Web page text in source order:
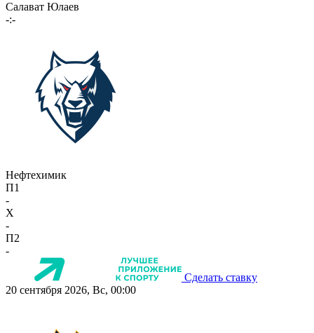
Салават Юлаев
-:-
Нефтехимик
П1
-
X
-
П2
-
Сделать ставку
20 сентября 2026, Вс, 00:00